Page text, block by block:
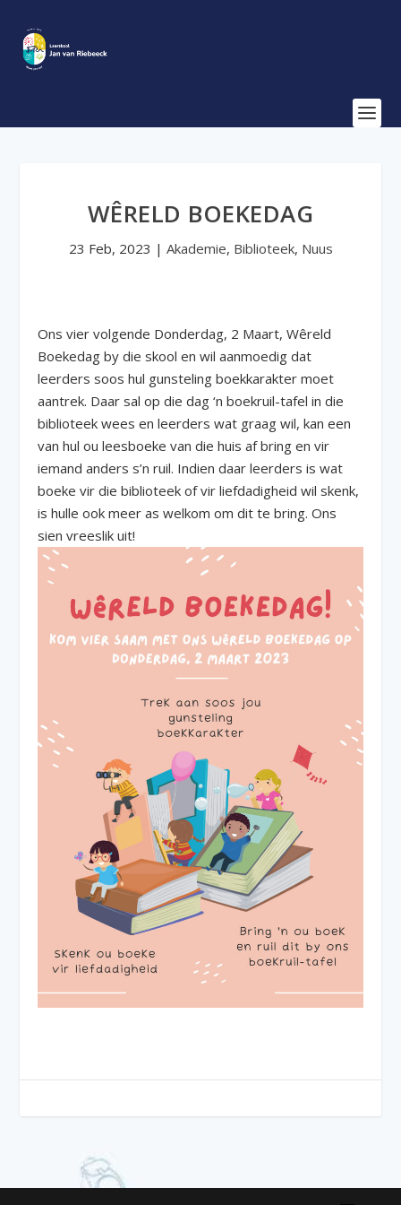
WÊRELD BOEKEDAG
23 Feb, 2023 | Akademie, Biblioteek, Nuus
Ons vier volgende Donderdag, 2 Maart, Wêreld
Boekedag by die skool en wil aanmoedig dat
leerders soos hul gunsteling boekkarakter moet
aantrek. Daar sal op die dag ‘n boekruil-tafel in die
biblioteek wees en leerders wat graag wil, kan een
van hul ou leesboeke van die huis af bring en vir
iemand anders s’n ruil. Indien daar leerders is wat
boeke vir die biblioteek of vir liefdadigheid wil skenk,
is hulle ook meer as welkom om dit te bring. Ons
sien vreeslik uit!